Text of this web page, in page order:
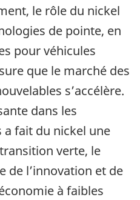
le rôle du nickel
de pointe, en
pour véhicules
que le marché des
s’accélère.
dans les
fait du nickel une
verte, le
de l’innovation et de
à faibles